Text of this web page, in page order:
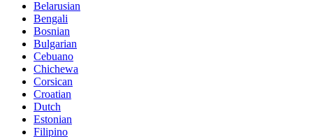
Belarusian
Bengali
Bosnian
Bulgarian
Cebuano
Chichewa
Corsican
Croatian
Dutch
Estonian
Filipino